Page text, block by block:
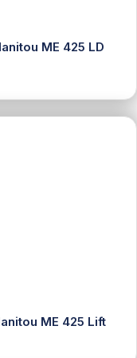
ME 425 LD
ME 425 Lift